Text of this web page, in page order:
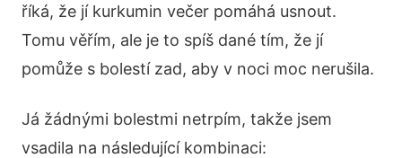
říká, že jí kurkumin večer pomáhá usnout.
Tomu věřím, ale je to spíš dané tím, že jí
pomůže s bolestí zad, aby v noci moc nerušila.
Já žádnými bolestmi netrpím, takže jsem
vsadila na následující kombinaci: